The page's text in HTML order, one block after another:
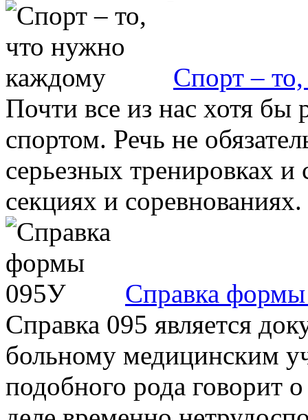
Спорт –
Почти все из нас хотя бы
спортом. Речь не
серьезных тренировках
секциях и
Справка
Справка 095 является
больному медицинским
подобного рода говорит